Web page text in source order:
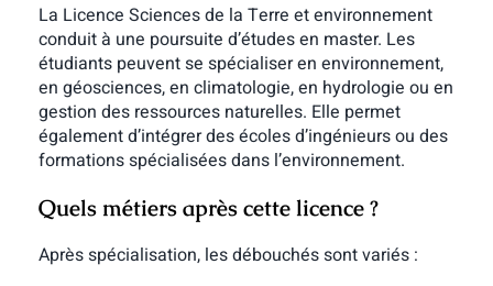
La Licence Sciences de la Terre et environnement
conduit à une poursuite d’études en master. Les
étudiants peuvent se spécialiser en environnement,
en géosciences, en climatologie, en hydrologie ou en
gestion des ressources naturelles. Elle permet
également d’intégrer des écoles d’ingénieurs ou des
formations spécialisées dans l’environnement.
Quels métiers après cette licence ?
Après spécialisation, les débouchés sont variés :